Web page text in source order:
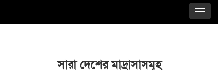
সারা দেশের মাদ্রাসাসমূহ